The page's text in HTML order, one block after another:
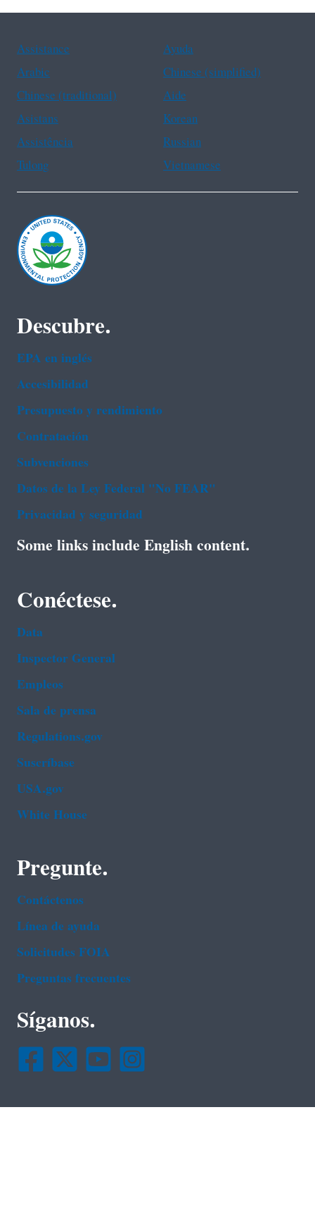
Assistance
Ayuda
Arabic
Chinese (simplified)
Chinese (traditional)
Aide
Asistans
Korean
Assistência
Russian
Tulong
Vietnamese
Descubre.
EPA en ingl‌és
Accesibilidad
Presupuesto y rendimiento
Contratación
Subvenciones
Datos de la Ley Federal "No FEAR"
Privacidad y seguridad
Some links include English content.
Conéctese.
Data
Inspector General
Empleos
Sala de prensa
Regulations.gov
Suscríbase
USA.gov
White House
Pregunte.
Contáctenos
Línea de ayuda
Solicitudes FOIA
Preguntas frecuentes
Síganos.